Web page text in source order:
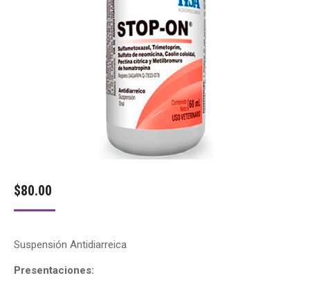
$80.00
Suspensión Antidiarreica
Presentaciones: